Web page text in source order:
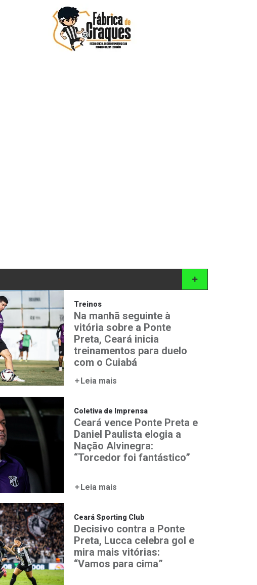
Treinos
Na manhã seguinte à
vitória sobre a Ponte
Preta, Ceará inicia
treinamentos para duelo
com o Cuiabá
Leia mais
Coletiva de Imprensa
Ceará vence Ponte Preta e
Daniel Paulista elogia a
Nação Alvinegra:
“Torcedor foi fantástico”
Leia mais
Ceará Sporting Club
Decisivo contra a Ponte
Preta, Lucca celebra gol e
mira mais vitórias:
“Vamos para cima”